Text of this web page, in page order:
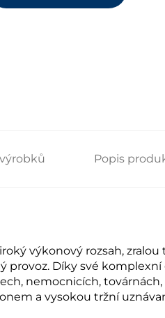
Popis
výkonový rozsah,
Díky své
nemocnicích,
a vysokou tržní